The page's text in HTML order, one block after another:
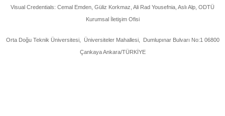
Visual Credentials: Cemal Emden, Güliz Korkmaz, Ali Rad Yousefnia, Aslı Alp, ODTÜ
Kurumsal İletişim Ofisi
Orta Doğu Teknik Üniversitesi, Üniversiteler Mahallesi, Dumlupınar Bulvarı No:1 06800
Çankaya Ankara/TÜRKİYE